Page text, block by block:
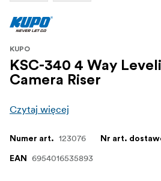
KUPO
KSC-340 4 Way
Camera Riser
Czytaj więcej
Numer art. 123076 Nr art.
EAN 6954016535893